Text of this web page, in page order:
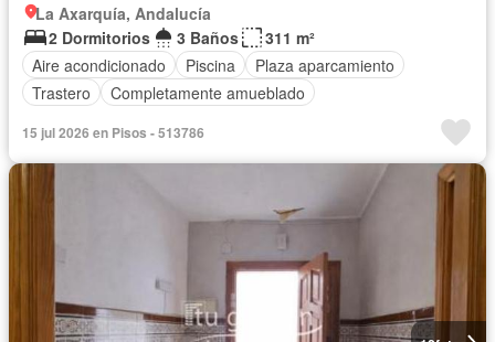
La Axarquía, Andalucía
2 Dormitorios
3 Baños
311 m²
Aire acondicionado
Piscina
Plaza aparcamiento
Trastero
Completamente amueblado
15 jul 2026 en Pisos - 513786